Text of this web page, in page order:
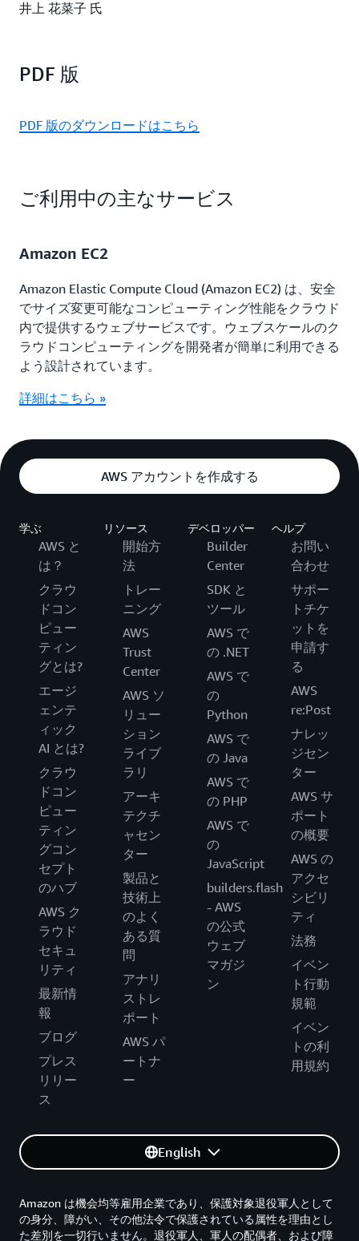
井上 花菜子 氏
PDF 版
PDF 版のダウンロードはこちら
ご利用中の主なサービス
Amazon EC2
Amazon Elastic Compute Cloud (Amazon EC2) は、安全
でサイズ変更可能なコンピューティング性能をクラウド
内で提供するウェブサービスです。ウェブスケールのク
ラウドコンピューティングを開発者が簡単に利用できる
よう設計されています。
詳細はこちら »
AWS アカウントを作成する
学ぶ
AWS と
は？
クラウ
ドコン
ピュー
ティン
グとは?
エージ
ェンテ
ィック
AI とは?
クラウ
ドコン
ピュー
ティン
グコン
セプト
のハブ
AWS ク
ラウド
セキュ
リティ
最新情
報
ブログ
プレス
リリー
ス
リソース
開始方
法
トレー
ニング
AWS
Trust
Center
AWS ソ
リュー
ション
ライブ
ラリ
アーキ
テクチ
ャセン
ター
製品と
技術上
のよく
ある質
問
アナリ
ストレ
ポート
AWS パ
ートナ
ー
デベロッパー
Builder
Center
SDK と
ツール
AWS で
の .NET
AWS で
の
Python
AWS で
の Java
AWS で
の PHP
AWS で
の
JavaScript
builders.flash
- AWS
の公式
ウェブ
マガジ
ン
ヘルプ
お問い
合わせ
サポー
トチケ
ットを
申請す
る
AWS
re:Post
ナレッ
ジセン
ター
AWS サ
ポート
の概要
AWS の
アクセ
シビリ
ティ
法務
イベン
ト行動
規範
イベン
トの利
用規約
English
Amazon は機会均等雇用企業であり、保護対象退役軍人として
の身分、障がい、その他法令で保護されている属性を理由とし
た差別を一切行いません。退役軍人、軍人の配偶者、および障